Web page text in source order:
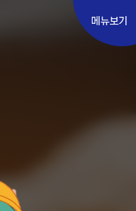
메뉴보기